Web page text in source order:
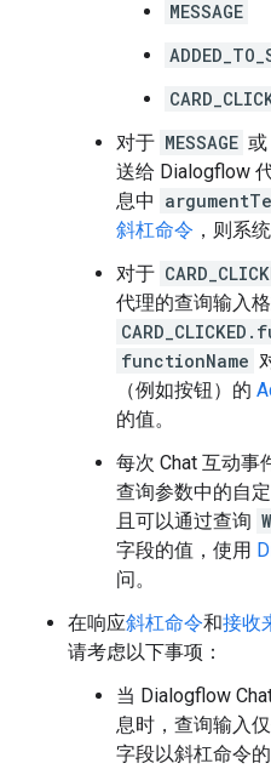
MESSAGE
对于 MESSAGE 或
送给 Dialogflow
息中
斜杠命令 ，则系
对于
代理的查询输入
functionName
（例如按钮）的
的值。
每次 Chat 互动事
查询参数中的自
且可以通过查询
字段的值，使用
问。
在响应斜杠命令和接收
请考虑以下事项：
当 Dialogflow
息时，查询输入
字段以斜杠命令